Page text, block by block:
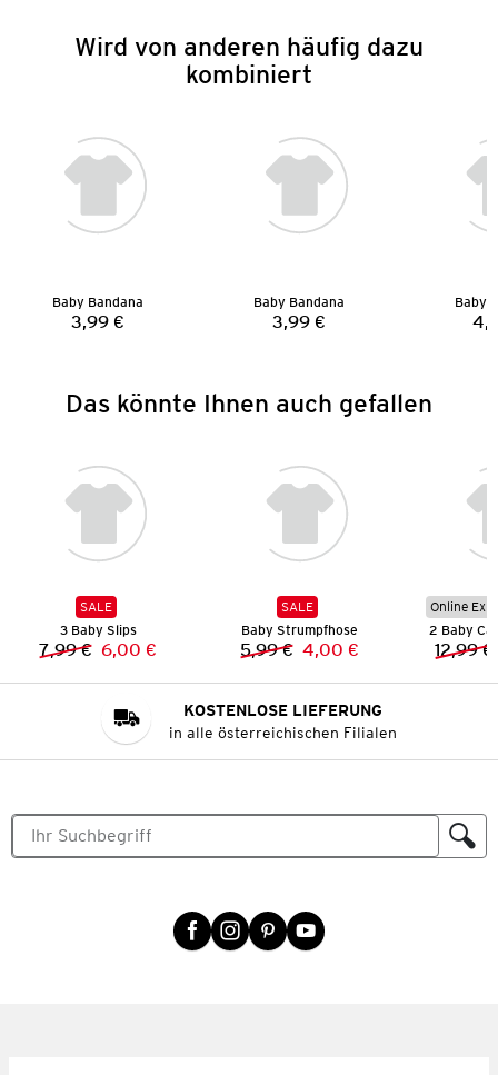
Wird von anderen häufig dazu
kombiniert
Baby Bandana
Preis:
3,99 €
Baby Bandana
Preis:
3,99 €
Baby
Das könnte Ihnen auch gefallen
SALE
3 Baby Slips
Vorheriger Preis:
7,99 € Neuer Preis:
6,00 €
SALE
Baby Strumpfhose
Vorheriger Preis:
5,99 € Neuer Preis:
4,00 €
Online
2 Baby
12,99 €
KOSTENLOSE LIEFERUNG
in alle österreichischen Filialen